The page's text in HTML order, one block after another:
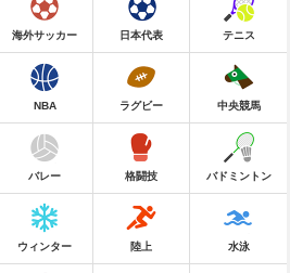
海外サッカー 日本代表 テニス
NBA ラグビー 中央競馬
バレー 格闘技 バドミントン
ウィンター 陸上 水泳